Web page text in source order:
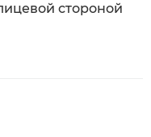
стороной